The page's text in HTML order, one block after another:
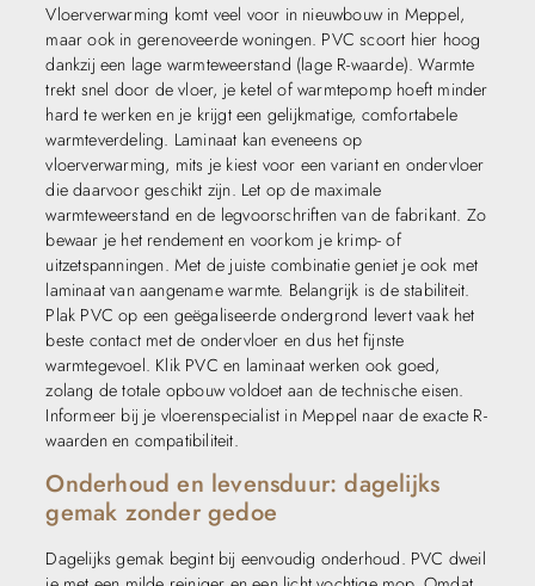
Vloerverwarming komt veel voor in nieuwbouw in Meppel,
maar ook in gerenoveerde woningen. PVC scoort hier hoog
dankzij een lage warmteweerstand (lage R-waarde). Warmte
trekt snel door de vloer, je ketel of warmtepomp hoeft minder
hard te werken en je krijgt een gelijkmatige, comfortabele
warmteverdeling. Laminaat kan eveneens op
vloerverwarming, mits je kiest voor een variant en ondervloer
die daarvoor geschikt zijn. Let op de maximale
warmteweerstand en de legvoorschriften van de fabrikant. Zo
bewaar je het rendement en voorkom je krimp- of
uitzetspanningen. Met de juiste combinatie geniet je ook met
laminaat van aangename warmte. Belangrijk is de stabiliteit.
Plak PVC op een geëgaliseerde ondergrond levert vaak het
beste contact met de ondervloer en dus het fijnste
warmtegevoel. Klik PVC en laminaat werken ook goed,
zolang de totale opbouw voldoet aan de technische eisen.
Informeer bij je vloerenspecialist in Meppel naar de exacte R-
waarden en compatibiliteit.
Onderhoud en levensduur: dagelijks
gemak zonder gedoe
Dagelijks gemak begint bij eenvoudig onderhoud. PVC dweil